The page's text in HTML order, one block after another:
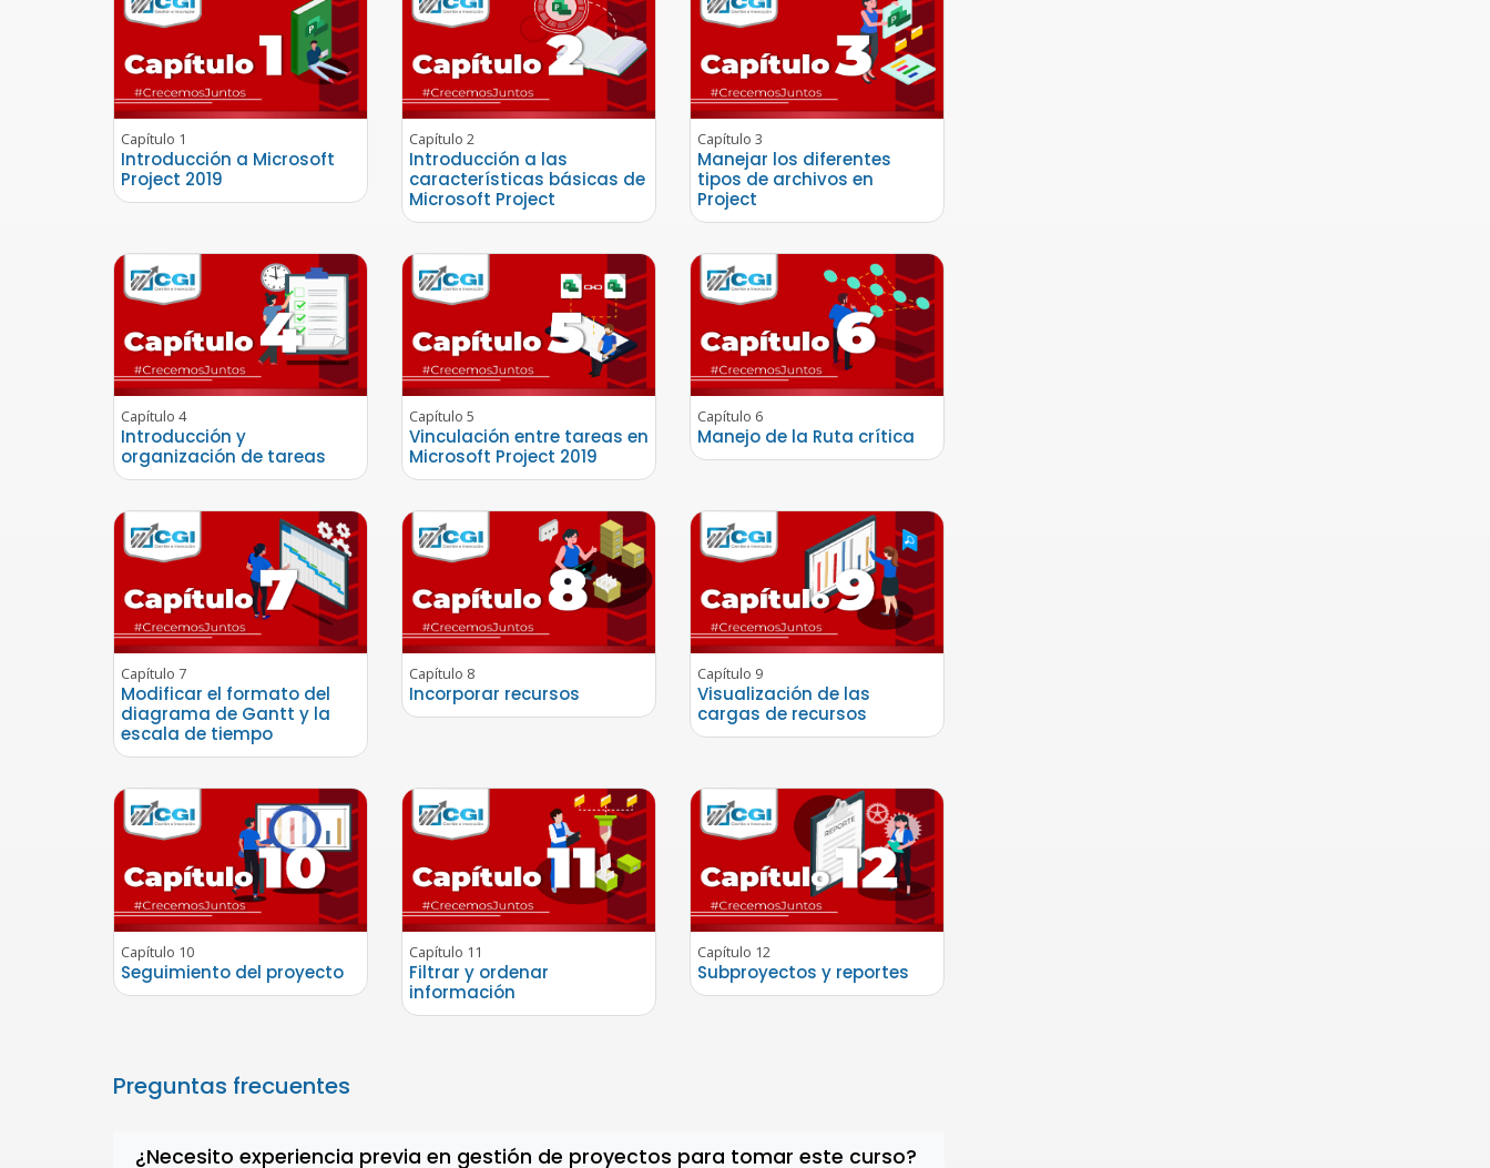
Capítulo 1
Introducción a Microsoft
Project 2019
Capítulo 2
Introducción a las
características básicas de
Microsoft Project
Capítulo 3
Manejar los diferentes
tipos de archivos en
Project
Capítulo 4
Introducción y
organización de tareas
Capítulo 5
Vinculación entre tareas en
Microsoft Project 2019
Capítulo 6
Manejo de la Ruta crítica
Capítulo 7
Modificar el formato del
diagrama de Gantt y la
escala de tiempo
Capítulo 8
Incorporar recursos
Capítulo 9
Visualización de las
cargas de recursos
Capítulo 10
Seguimiento del proyecto
Capítulo 11
Filtrar y ordenar
información
Capítulo 12
Subproyectos y reportes
Preguntas frecuentes
¿Necesito experiencia previa en gestión de proyectos para tomar este curso?